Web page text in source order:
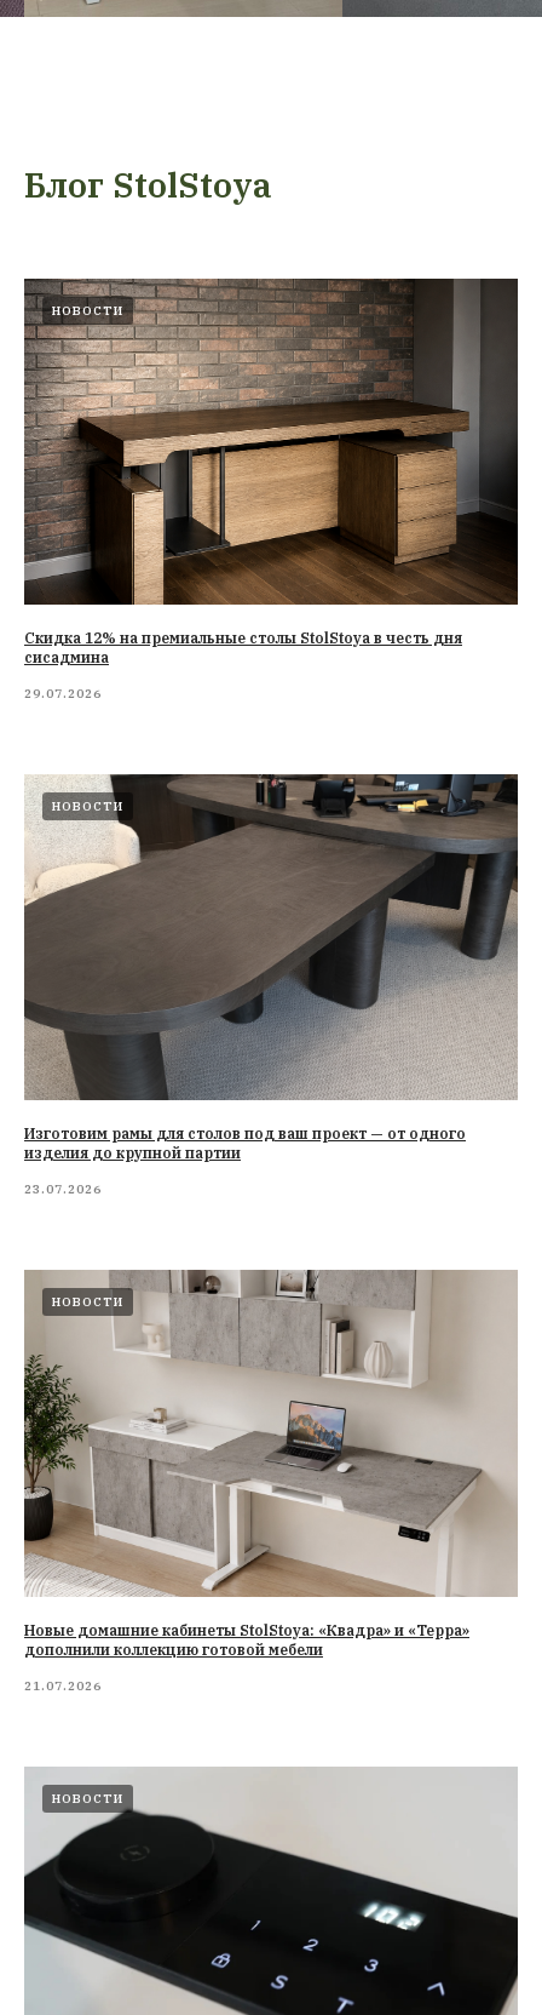
Блог StolStoya
НОВОСТИ
Cкидка 12% на премиальные столы StolStoya в честь дня
сисадмина
29.07.2026
НОВОСТИ
Изготовим рамы для столов под ваш проект — от одного
изделия до крупной партии
23.07.2026
НОВОСТИ
Новые домашние кабинеты StolStoya: «Квадра» и «Терра»
дополнили коллекцию готовой мебели
21.07.2026
НОВОСТИ